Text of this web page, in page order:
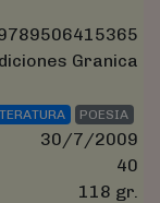
Granica
POESIA
30/7/2009
40
118 gr.